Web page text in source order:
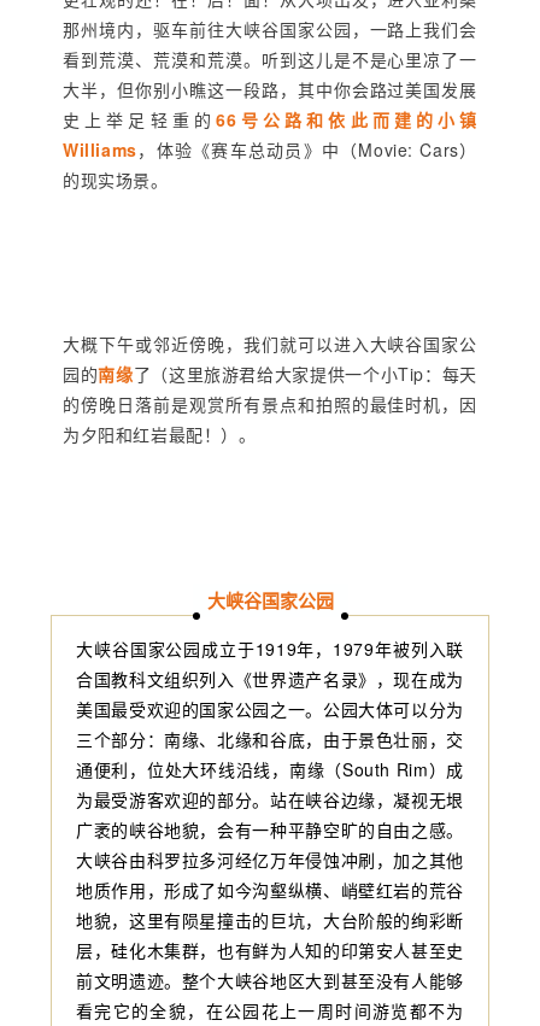
那州境内，驱车前往大峡谷国家公园，一路上我们会
看到荒漠、荒漠和荒漠。听到这儿是不是心里凉了一
大半，但你别小瞧这一段路，其中你会路过美国发展
史上举足轻重的66号公路和依此而建的小镇
Williams，体验《赛车总动员》中（Movie: Cars）
的现实场景。
大概下午或邻近傍晚，我们就可以进入大峡谷国家公
园的南缘了（这里旅游君给大家提供一个小Tip：每天
的傍晚日落前是观赏所有景点和拍照的最佳时机，因
为夕阳和红岩最配！）。
大峡谷国家公园
大峡谷国家公园成立于1919年，1979年被列入联
合国教科文组织列入《世界遗产名录》，现在成为
美国最受欢迎的国家公园之一。公园大体可以分为
三个部分：南缘、北缘和谷底，由于景色壮丽，交
通便利，位处大环线沿线，南缘（South Rim）成
为最受游客欢迎的部分。站在峡谷边缘，凝视无垠
广袤的峡谷地貌，会有一种平静空旷的自由之感。
大峡谷由科罗拉多河经亿万年侵蚀冲刷，加之其他
地质作用，形成了如今沟壑纵横、峭壁红岩的荒谷
地貌，这里有陨星撞击的巨坑，大台阶般的绚彩断
层，硅化木集群，也有鲜为人知的印第安人甚至史
前文明遗迹。整个大峡谷地区大到甚至没有人能够
看完它的全貌，在公园花上一周时间游览都不为